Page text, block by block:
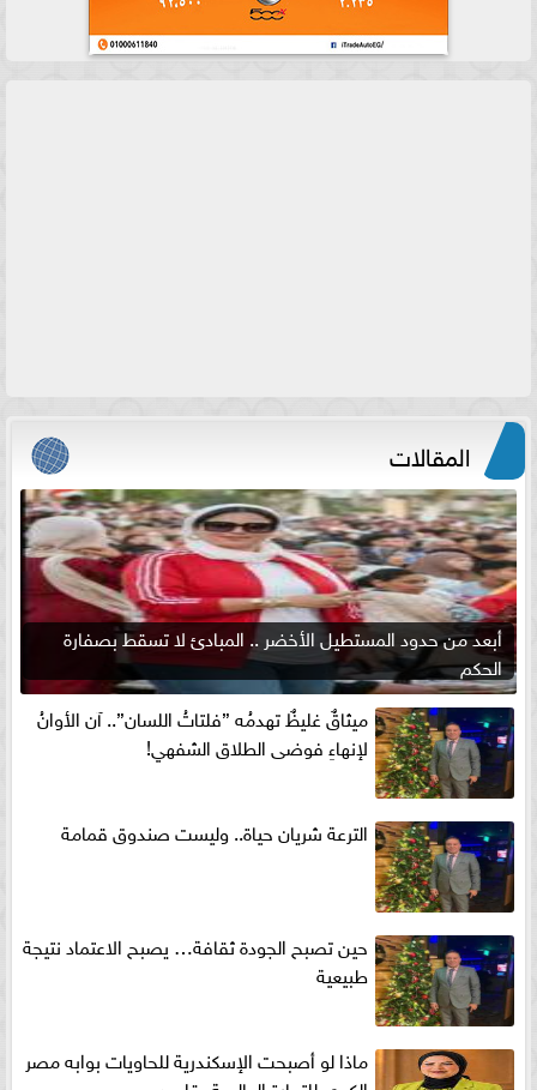
المقالات
أبعد من حدود المستطيل الأخضر .. المبادئ لا تسقط بصفارة
الحكم
ميثاقٌ غليظٌ تهدمُه ”فلتاتُ اللسان”.. آن الأوانُ
لإنهاءِ فوضى الطلاق الشفهي!
الترعة شريان حياة.. وليست صندوق قمامة
حين تصبح الجودة ثقافة… يصبح الاعتماد نتيجة
طبيعية
ماذا لو أصبحت الإسكندرية للحاويات بوابه مصر